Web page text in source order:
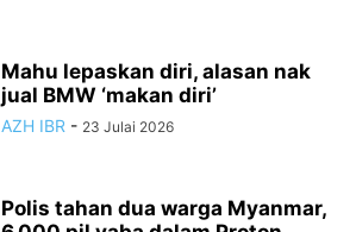
Mahu lepaskan diri, alasan nak
jual BMW ‘makan diri’
AZH IBR - 23 Julai 2026
Polis tahan dua warga Myanmar,